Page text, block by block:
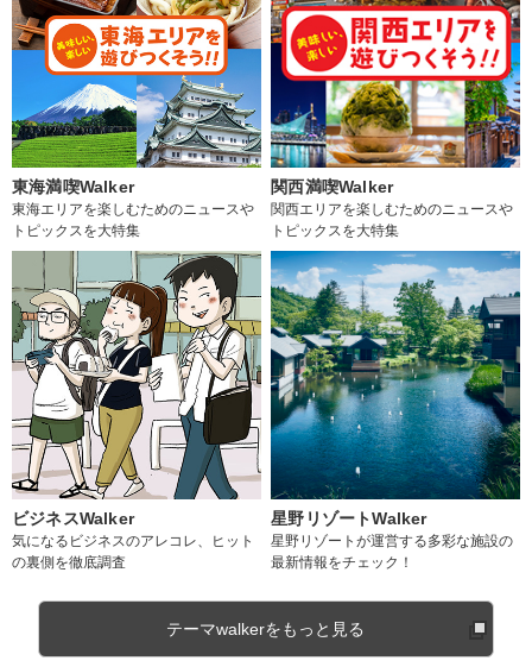
東海満喫Walker
東海エリアを楽しむためのニュースや
トピックスを大特集
関西満喫Walker
関西エリアを楽しむためのニュースや
トピックスを大特集
ビジネスWalker
気になるビジネスのアレコレ、ヒット
の裏側を徹底調査
星野リゾートWalker
星野リゾートが運営する多彩な施設の
最新情報をチェック！
テーマwalkerをもっと見る